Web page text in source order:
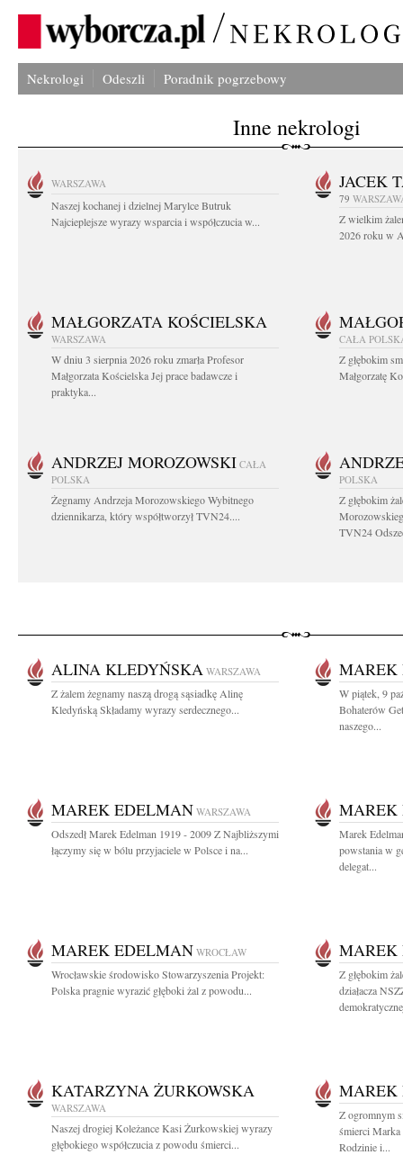
Nekrologi Odeszli Poradnik pogrzebowy
Inne nekrologi
WARSZAWA
Naszej kochanej i dzielnej Marylce Butruk
Najcieplejsze wyrazy wsparcia i współczucia w...
JACEK
79
Z wielkim
2026 roku w
MAŁGORZATA KOŚCIELSKA
WARSZAWA
W dniu 3 sierpnia 2026 roku zmarła Profesor
Małgorzata Kościelska Jej prace badawcze i
praktyka...
CAŁA
Z głębokim
Małgorzatę
ANDRZEJ MOROZOWSKI CAŁA
POLSKA
Żegnamy Andrzeja Morozowskiego Wybitnego
dziennikarza, który współtworzył TVN24....
POLSKA
Z głębokim
TVN24
ALINA KLEDYŃSKA WARSZAWA
Z żalem żegnamy naszą drogą sąsiadkę Alinę
Kledyńską Składamy wyrazy serdecznego...
MAREK
W piątek, 9
Bohaterów
naszego...
MAREK EDELMAN WARSZAWA
Odszedł Marek Edelman 1919 - 2009 Z Najbliższymi
łączymy się w bólu przyjaciele w Polsce i na...
MAREK
Marek
powstania w
delegat...
MAREK EDELMAN WROCŁAW
Wrocławskie środowisko Stowarzyszenia Projekt:
Polska pragnie wyrazić głęboki żal z powodu...
MAREK
Z głębokim
działacza
KATARZYNA ŻURKOWSKA
WARSZAWA
Naszej drogiej Koleżance Kasi Żurkowskiej wyrazy
głębokiego współczucia z powodu śmierci...
MAREK
Z ogromnym
śmierci Marka
Rodzinie i...